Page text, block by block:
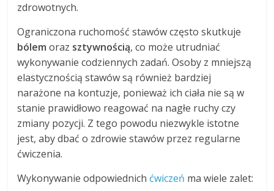
zdrowotnych.
Ograniczona ruchomość stawów często skutkuje
bólem oraz sztywnością, co może utrudniać
wykonywanie codziennych zadań. Osoby z mniejszą
elastycznością stawów są również bardziej
narażone na kontuzje, ponieważ ich ciała nie są w
stanie prawidłowo reagować na nagłe ruchy czy
zmiany pozycji. Z tego powodu niezwykle istotne
jest, aby dbać o zdrowie stawów przez regularne
ćwiczenia.
Wykonywanie odpowiednich ćwiczeń ma wiele zalet: